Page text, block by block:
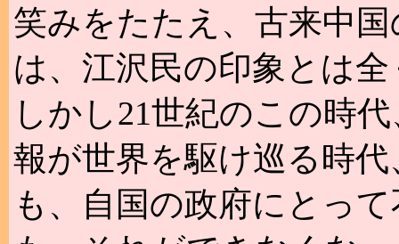
笑みをたたえ、古来中
は、江沢民の印象とは
しかし21世紀のこの時
報が世界を駆け巡る時
も、自国の政府にとっ